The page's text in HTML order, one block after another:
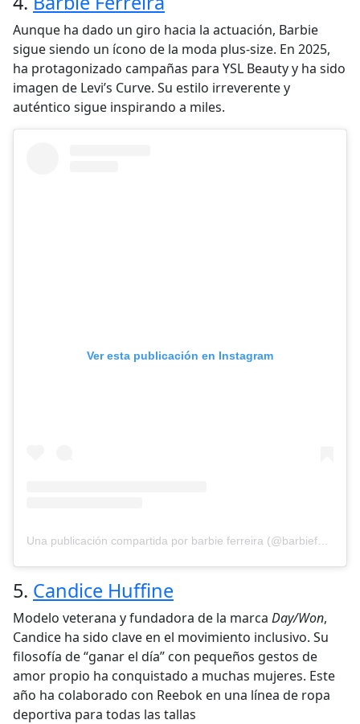
Aunque ha dado un giro hacia la actuación, Barbie
sigue siendo un ícono de la moda plus-size. En 2025,
ha protagonizado campañas para YSL Beauty y ha sido
imagen de Levi’s Curve. Su estilo irreverente y
auténtico sigue inspirando a miles.
Ver esta publicación en Instagram
5. Candice Huffine
Modelo veterana y fundadora de la marca Day/Won,
Candice ha sido clave en el movimiento inclusivo. Su
filosofía de “ganar el día” con pequeños gestos de
amor propio ha conquistado a muchas mujeres. Este
año ha colaborado con Reebok en una línea de ropa
deportiva para todas las tallas